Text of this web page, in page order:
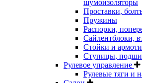
шумоизоляторы
Проставки,
Пружины
Распорки,
Сайлентблоки,
Стойки и
Ступицы,
Рулевое управление
Рулевые тяги и